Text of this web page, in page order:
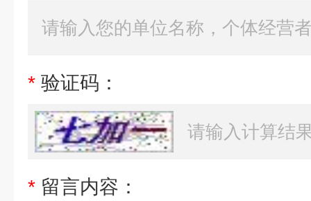
* 验证码：
* 留言内容：